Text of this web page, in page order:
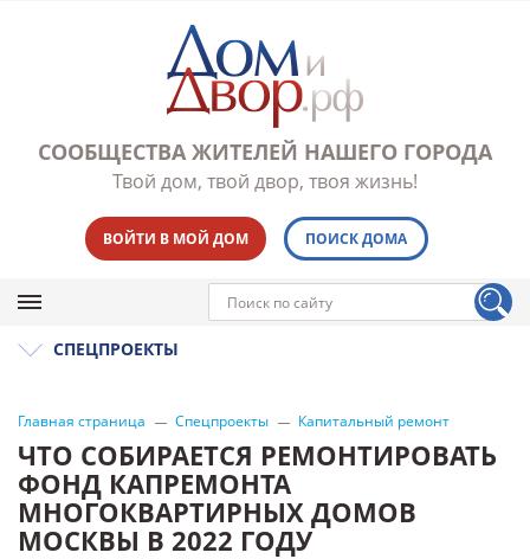
СООБЩЕСТВА ЖИТЕЛЕЙ НАШЕГО ГОРОДА
Твой дом, твой двор, твоя жизнь!
ВОЙТИ В МОЙ ДОМ ПОИСК ДОМА
СПЕЦПРОЕКТЫ
Главная страница Спецпроекты Капитальный ремонт
ЧТО СОБИРАЕТСЯ РЕМОНТИРОВАТЬ
ФОНД КАПРЕМОНТА
МНОГОКВАРТИРНЫХ ДОМОВ
МОСКВЫ В 2022 ГОДУ